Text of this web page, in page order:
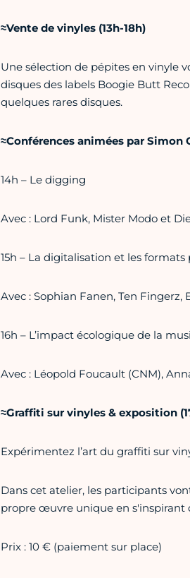
≈Vente de vinyles (13h-18h)
Une sélection de pépites en vinyle
disques des labels Boogie Butt
quelques rares disques.
≈Conférences animées par Simon
14h – Le digging
Avec : Lord Funk, Mister Modo et
15h – La digitalisation et les formats
Avec : Sophian Fanen, Ten
16h – L’impact écologique de la
Avec : Léopold Foucault (CNM),
≈Graffiti sur vinyles & exposition
Expérimentez l’art du graffiti sur
Dans cet atelier, les participants
propre œuvre unique en s'inspirant
Prix : 10 € (paiement sur place)